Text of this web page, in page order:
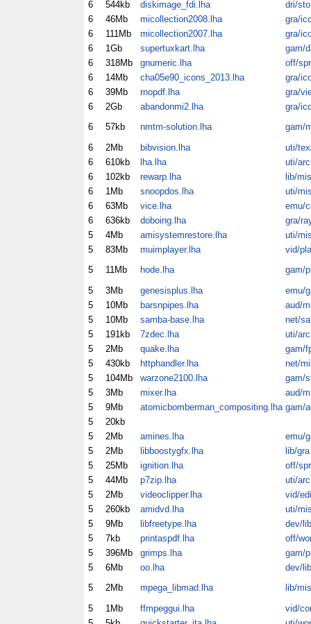
6
544kb diskimage_fdi.lha
dri/sto
6
46Mb micollection2008.lha
gra/
6
111Mb micollection2007.lha
gra/
6
1Gb supertuxkart.lha
gam/
6
318Mb gnumeric.lha
off/spr
6
14Mb cha05e90_icons_2013.lha
gra/
6
39Mb rnopdf.lha
gra/
6
2Gb abandonmi2.lha
gra/
6
57kb nmtm-solution.lha
gam/
6
2Mb bibvision.lha
uti/
6
610kb lha.lha
uti/arc
6
102kb rewarp.lha
lib/mis
6
1Mb snoopdos.lha
uti/
6
63Mb vice.lha
emu/
6
636kb doboing.lha
gra/
5
4Mb amisystemrestore.lha
uti/
5
83Mb muimplayer.lha
vid/pla
5
11Mb hode.lha
gam/
5
3Mb genesisplus.lha
emu/
5
10Mb barsnpipes.lha
aud/
5
10Mb samba-base.lha
net/
5
191kb 7zdec.lha
uti/arc
5
2Mb quake.lha
gam/
5
430kb httphandler.lha
net/
5
104Mb warzone2100.lha
gam/
5
3Mb mixer.lha
aud/
5
9Mb atomicbomberman_compositing.lha gam/
5
20kb
5
2Mb amines.lha
emu/
5
2Mb libboostygfx.lha
lib/gra
5
25Mb ignition.lha
off/spr
5
44Mb p7zip.lha
uti/arc
5
2Mb videoclipper.lha
vid/edi
5
260kb amidvd.lha
uti/
5
9Mb libfreetype.lha
dev/
5
7kb printaspdf.lha
off/
5
396Mb grimps.lha
gam/
5
6Mb oo.lha
dev/lib
5
2Mb mpega_libmad.lha
lib/mis
5
1Mb ffmpeggui.lha
vid/